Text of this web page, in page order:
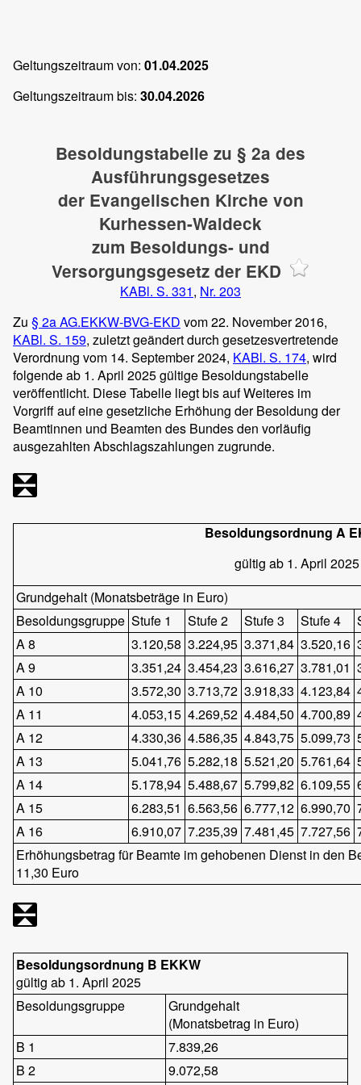
Geltungszeitraum von: 01.04.2025
Geltungszeitraum bis: 30.04.2026
Besoldungstabelle zu § 2a des
Ausführungsgesetzes
der Evangelischen Kirche von
Kurhessen-Waldeck
zum Besoldungs- und
Versorgungsgesetz der EKD
KABl. S. 331, Nr. 203
Zu § 2a AG.EKKW-BVG-EKD vom 22. November 2016,
KABl. S. 159, zuletzt geändert durch gesetzesvertretende
Verordnung vom 14. September 2024, KABl. S. 174, wird
folgende ab 1. April 2025 gültige Besoldungstabelle
veröffentlicht. Diese Tabelle liegt bis auf Weiteres im
Vorgriff auf eine gesetzliche Erhöhung der Besoldung der
Beamtinnen und Beamten des Bundes den vorläufig
ausgezahlten Abschlagszahlungen zugrunde.
Besoldungsordnung A
gültig ab 1. April 2025
Grundgehalt (Monatsbeträge in Euro)
Besoldungsgruppe Stufe 1 Stufe 2 Stufe 3 Stufe 4
A 8
3.120,58 3.224,95 3.371,84 3.520,16
A 9
3.351,24 3.454,23 3.616,27 3.781,01
A 10
3.572,30 3.713,72 3.918,33 4.123,84
A 11
4.053,15 4.269,52 4.484,50 4.700,89
A 12
4.330,36 4.586,35 4.843,75 5.099,73
A 13
5.041,76 5.282,18 5.521,20 5.761,64
A 14
5.178,94 5.488,67 5.799,82 6.109,55
A 15
6.283,51 6.563,56 6.777,12 6.990,70
A 16
6.910,07 7.235,39 7.481,45 7.727,56
Erhöhungsbetrag für Beamte im gehobenen Dienst in den
11,30 Euro
Besoldungsordnung B EKKW
gültig ab 1. April 2025
Besoldungsgruppe
Grundgehalt
(Monatsbetrag in Euro)
B 1
7.839,26
B 2
9.072,58